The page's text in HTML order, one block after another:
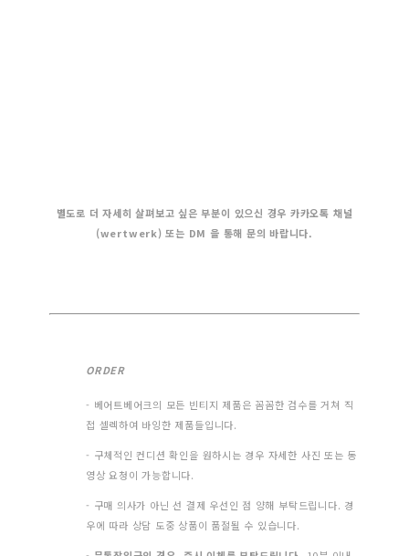
별도로 더 자세히 살펴보고 싶은 부분이 있으신 경우 카카오톡 채널
(wertwerk) 또는 DM 을 통해 문의 바랍니다.
ORDER
- 베어트베어크의 모든 빈티지 제품은 꼼꼼한 검수를 거쳐 직
접 셀렉하여 바잉한 제품들입니다.
- 구체적인 컨디션 확인을 원하시는 경우 자세한 사진 또는 동
영상 요청이 가능합니다.
- 구매 의사가 아닌 선 결제 우선인 점 양해 부탁드립니다. 경
우에 따라 상담 도중 상품이 품절될 수 있습니다.